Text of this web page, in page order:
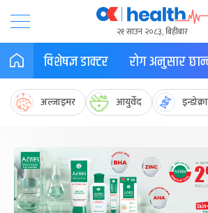
२१ साउन २०८३, बिहीबार
विशेषज्ञ डाक्टर रोग अनुसार
अल्जाइमर आयुर्वेद